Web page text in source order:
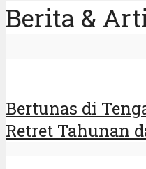
Berita &
Bertunas di
Retret Tahunan